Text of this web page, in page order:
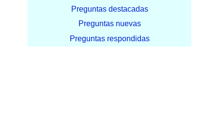
Preguntas destacadas
Preguntas nuevas
Preguntas respondidas